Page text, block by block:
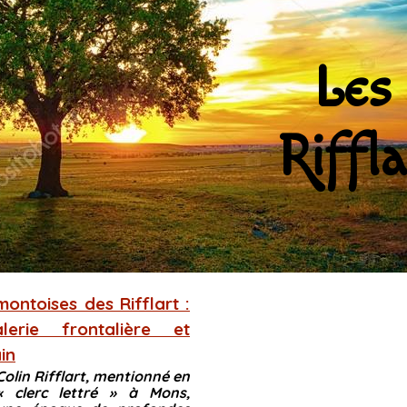
Les
des Rifflart :
frontalière et
Rifflart, mentionné en
clerc lettré » à Mons,